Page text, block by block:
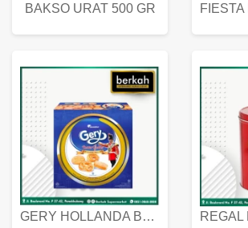
BAKSO URAT 500 GR
GERY HOLLANDA BUTTER COOKIES 450 GRAM